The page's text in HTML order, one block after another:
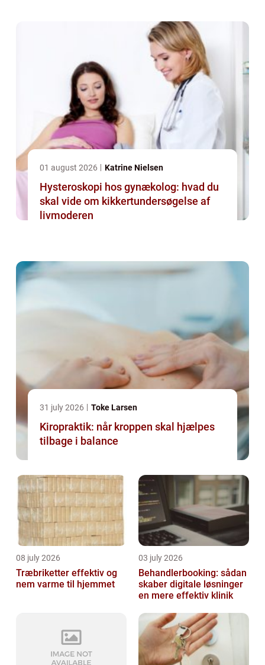
01 august 2026 Katrine Nielsen
Hysteroskopi hos gynækolog: hvad du
skal vide om kikkertundersøgelse af
livmoderen
31 july 2026 Toke Larsen
Kiropraktik: når kroppen skal hjælpes
tilbage i balance
08 july 2026
Træbriketter effektiv og
nem varme til hjemmet
03 july 2026
Behandlerbooking: sådan
skaber digitale løsninger
en mere effektiv klinik